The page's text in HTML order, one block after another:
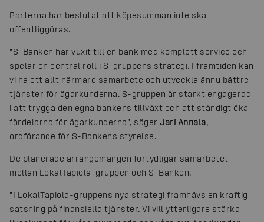
Parterna har beslutat att köpesumman inte ska
offentliggöras.
”S-Banken har vuxit till en bank med komplett service och
spelar en central roll i S-gruppens strategi. I framtiden kan
vi ha ett allt närmare samarbete och utveckla ännu bättre
tjänster för ägarkunderna. S-gruppen är starkt engagerad
i att trygga den egna bankens tillväxt och att ständigt öka
fördelarna för ägarkunderna”, säger Jari Annala,
ordförande för S-Bankens styrelse.
De planerade arrangemangen förtydligar samarbetet
mellan LokalTapiola-gruppen och S-Banken.
”I LokalTapiola-gruppens nya strategi framhävs en kraftig
satsning på finansiella tjänster. Vi vill ytterligare stärka